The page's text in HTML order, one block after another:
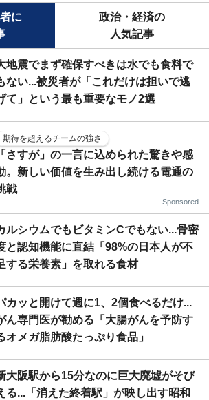
に
政治・経済の
人気記事
地震でまず確保すべきは水でも食料で
ない...被災者が「これだけは担いで逃
て」という最も重要なモノ2選
期待を超えるチームの強さ
「さすが」の一言に込められた驚きや感
。新しい価値を生み出し続ける電通の
戦
Sponsored
ルシウムでもビタミンCでもない...骨密
と認知機能に直結「98%の日本人が不
する栄養素」を取れる食材
カッと開けて週に1、2個食べるだけ...
ん専門医が勧める「大腸がんを予防す
オメガ脂肪酸たっぷり食品」
大阪駅から15分なのに巨大廃墟がそび
る...「消えた終着駅」が映し出す昭和